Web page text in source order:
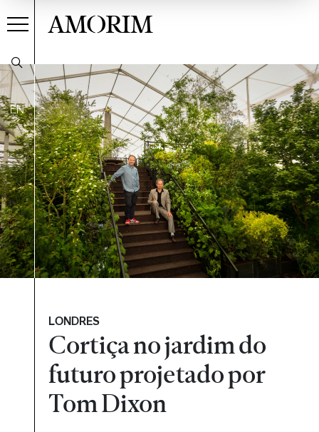
EN
AMORIM
LONDRES
Cortiça no jardim do
futuro projetado por
Tom Dixon